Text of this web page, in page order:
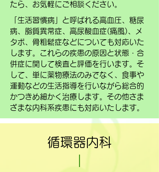
たら、お気軽にご相談ください。
「生活習慣病」と呼ばれる高血圧、糖尿
病、脂質異常症、高尿酸血症(痛風)、メ
タボ、骨粗鬆症などについても対応いた
します。これらの疾患の原因と状態・合
併症に関して検査と評価を行います。そ
して、単に薬物療法のみでなく、食事や
運動などの生活指導を行いながら総合的
かつきめ細かく治療します。その他さま
ざまな内科系疾患にも対応いたします。
循環器内科